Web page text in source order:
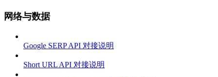
网络与数据
Google SERP API 对接说明
Short URL API 对接说明